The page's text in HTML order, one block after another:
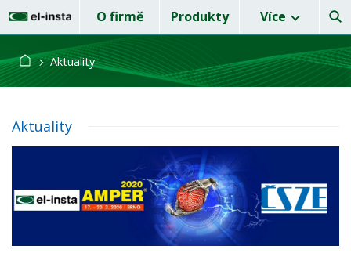
O firmě Produkty Více
Aktuality
Aktuality